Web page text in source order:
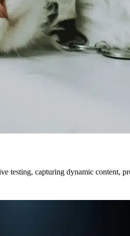
testing, capturing dynamic content,